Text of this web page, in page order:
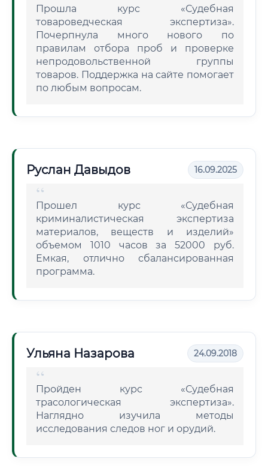
Прошла курс «Судебная
товароведческая экспертиза».
Почерпнула много нового по
правилам отбора проб и проверке
непродовольственной группы
товаров. Поддержка на сайте помогает
по любым вопросам.
Руслан Давыдов 16.09.2025
Прошел курс «Судебная
криминалистическая экспертиза
материалов, веществ и изделий»
объемом 1010 часов за 52000 руб.
Емкая, отлично сбалансированная
программа.
Ульяна Назарова 24.09.2018
Пройден курс «Судебная
трасологическая экспертиза».
Наглядно изучила методы
исследования следов ног и орудий.